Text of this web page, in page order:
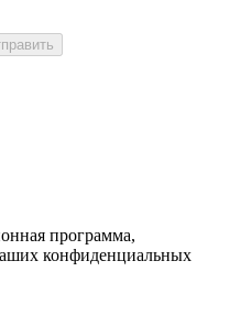
программа,
конфиденциальных